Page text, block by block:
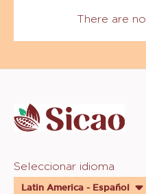
There are
info
Website
quick
Seleccionar idioma
Latin America - Español